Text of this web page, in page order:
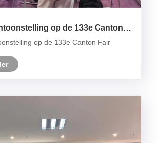
op de 133e Canton
op de 133e Canton Fair